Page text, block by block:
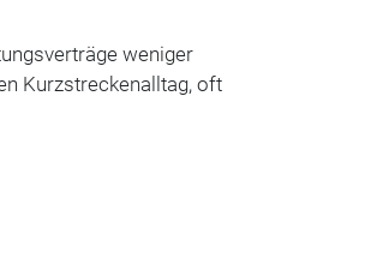
weniger
Kurzstreckenalltag, oft